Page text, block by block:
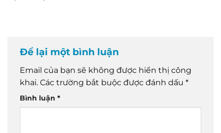
Để lại một bình luận
Email của bạn sẽ không được hiển thị công
khai. Các trường bắt buộc được đánh dấu *
Bình luận *